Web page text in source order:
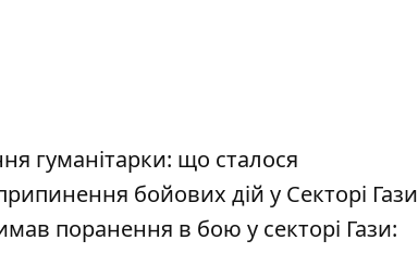
гуманітарки: що сталося
бойових дій у Секторі Гази
поранення в бою у секторі Гази: